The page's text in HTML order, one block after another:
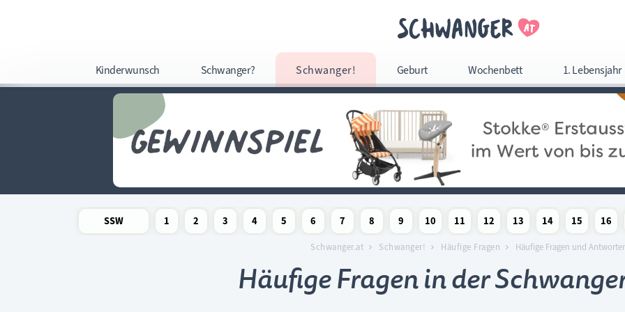
Kinderwunsch Schwanger? Schwanger! Geburt Wochenbett 1. Lebensjahr
überspringen
SSW
1
2
3
4
5
Schwangerschaftswoche
6
Schwangerschaftswoche
7
Schwangerschaftswoche
8
Schwangerschaftswoche
9
Schwangerschaftswoche
10
Schwangerschaftswoche
11
Schwangerschaftswoche
12
Schwangerschaftswoche
13
Schwangerschaftswoche
14
Schwangerschaftswoche
15
Schwangerschaftswoche
16
Schwanger.at Schwanger! Häufige Fragen Häufige Fragen und
Häufige Fragen in der